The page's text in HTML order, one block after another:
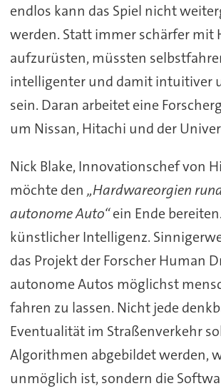
endlos kann das Spiel nicht
werden. Statt immer schärfer mit
aufzurüsten, müssten
intelligenter und damit intuitiver
sein. Daran arbeitet eine
um Nissan, Hitachi und der
Nick Blake, Innovationschef von
möchte den „Hardwareorgien
autonome Auto“ein Ende
künstlicher Intelligenz.
das Projekt der Forscher Human
autonome Autos möglichst
fahren zu lassen. Nicht jede
Eventualität im Straßenverkehr
Algorithmen abgebildet werden,
unmöglich ist, sondern die